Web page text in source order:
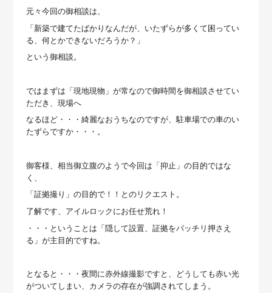
元々今回の御相談は、
「新築で建てたばかりなんだが、いたずらが多くて困ってい
る、何とかできないだろうか？」
という御相談。
ではまずは「現地現物」が常なので御時間を御相談させてい
ただき、現場へ
なるほど・・・綺麗なおうちなのですが、駐車場での車のい
たずらですか・・・。
御客様、相当御立腹のようで今回は「抑止」の目的ではな
く、
「証拠撮り」の目的で！！とのリクエスト。
了解です、アイルロックにお任せ荒れ！
・・・ということは「隠して設置、証拠をバッチリ押さえ
る」が主目的ですね。
となると・・・夜間に赤外線撮影ですと、どうしても赤い光
がついてしまい、カメラの存在が強調されてしまう。